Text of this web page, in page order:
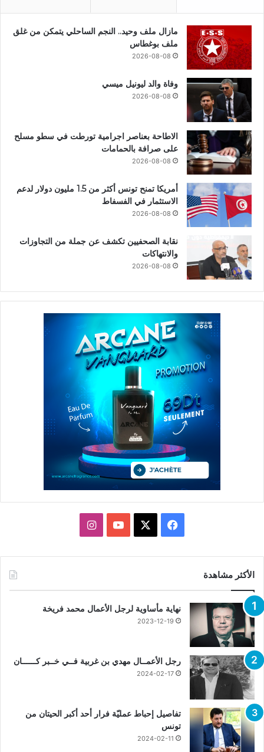
مازال ملف وحيد.. النجم الساحلي يتمكن من غلق
ملف بوغطاس
2026-08-08
وفاة والد ليونيل ميسي
2026-08-08
الاطاحة بعناصر اجرامية تورطت في سطو مسلح
على صرافة بالحمامات
2026-08-08
أمريكا تمنح تونس أكثر من 1.5 مليون دولار لدعم
الاستثمار في الفسفاط
2026-08-08
نقابة الصحفيين تكشف عن جملة من التجاوزات
والانتهاكات
2026-08-08
فيسبوك يوتيوبانستقرام
الأكثر مشاهدة
نهاية مأساوية لرجل الأعمال محمد فريخة
2023-12-19
رجل الأعمــال مهدي بن غربية فــي خــبر كــــــان
2024-02-17
تفاصيل إحباط عمليّة فرار أحد أكبر الحيتان من
تونس
2024-02-11